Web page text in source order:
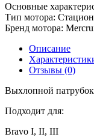
Основные
Тип мотора:
Бренд мотора:
Описание
Отзывы (0)
Выхлопной
Подходит для:
Bravo I, II, III